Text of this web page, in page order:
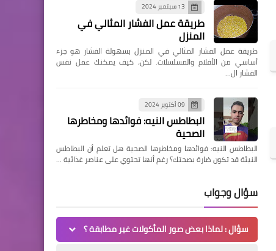
13 سبتمبر 2024
طريقة عمل الفشار المثالي في
المنزل
طريقة عمل الفشار المثالي في المنزل بسهولة الفشار هو جزء
أساسي من الأفلام والمسلسلات. لكن، كيف يمكنك عمل نفس
الفشار ال…
09 أكتوبر 2024
البطاطس النيه: فوائدها ومخاطرها
الصحية
البطاطس النيه: فوائدها ومخاطرها الصحية هل تعلم أن البطاطس
النيئة قد تكون ضارة بصحتك؟ رغم أنها تحتوي على عناصر غذائية …
سؤال وجواب
سؤال : لماذا بعض صور المأكولات غير مطابقة ؟